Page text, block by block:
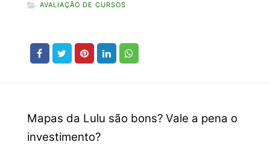
AVALIAÇÃO DE CURSOS
Mapas da Lulu são bons? Vale a pena o
investimento?